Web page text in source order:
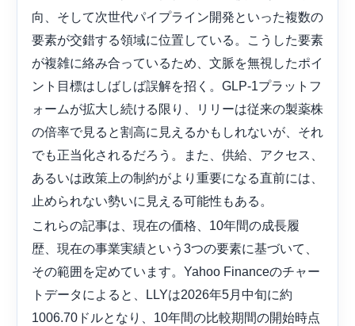
向、そして次世代パイプライン開発といった複数の
要素が交錯する領域に位置している。こうした要素
が複雑に絡み合っているため、文脈を無視したポイ
ント目標はしばしば誤解を招く。GLP-1プラットフ
ォームが拡大し続ける限り、リリーは従来の製薬株
の倍率で見ると割高に見えるかもしれないが、それ
でも正当化されるだろう。また、供給、アクセス、
あるいは政策上の制約がより重要になる直前には、
止められない勢いに見える可能性もある。
これらの記事は、現在の価格、10年間の成長履
歴、現在の事業実績という3つの要素に基づいて、
その範囲を定めています。Yahoo Financeのチャー
トデータによると、LLYは2026年5月中旬に約
1006.70ドルとなり、10年間の比較期間の開始時点